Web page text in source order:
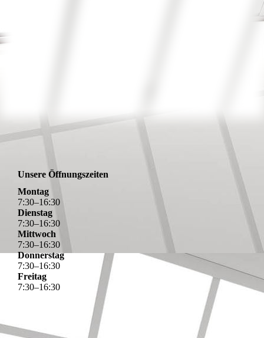
Unsere Öffnungszeiten
Montag
7:30–16:30
Dienstag
7:30–16:30
Mittwoch
7:30–16:30
Donnerstag
7:30–16:30
Freitag
7:30–16:30